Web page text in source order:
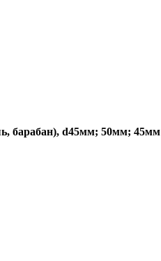
барабан), d45мм; 50мм; 45мм